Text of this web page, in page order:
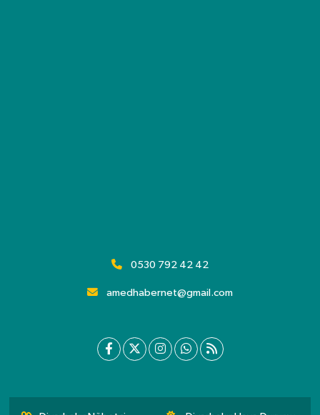
0530 792 42 42
amedhabernet@gmail.com